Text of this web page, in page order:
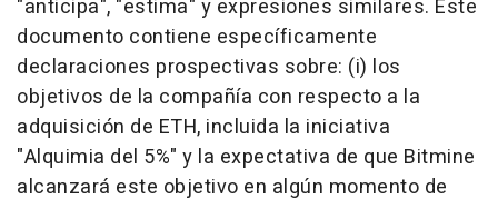
"anticipa", "estima" y expresiones similares. Este
documento contiene específicamente
declaraciones prospectivas sobre: (i) los
objetivos de la compañía con respecto a la
adquisición de ETH, incluida la iniciativa
"Alquimia del 5%" y la expectativa de que Bitmine
alcanzará este objetivo en algún momento de